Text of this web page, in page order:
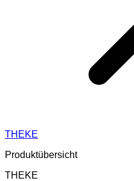
THEKE
Produktübersicht
THEKE